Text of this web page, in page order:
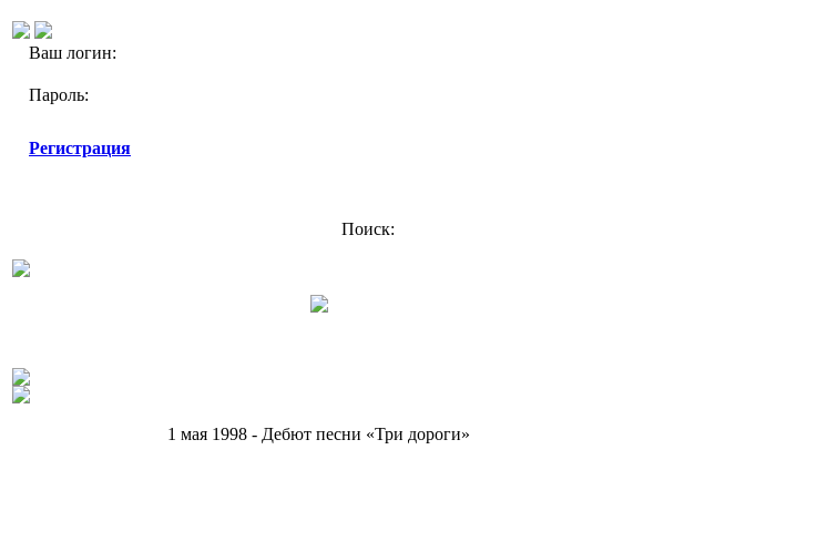
Ваш логин:
Пароль:
Регистрация
Поиск:
1 мая 1998 - Дебют песни «Три дороги»